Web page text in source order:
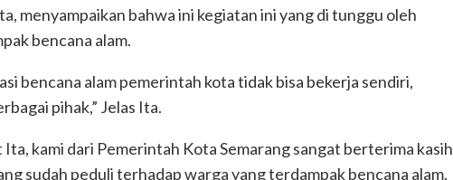
menyampaikan bahwa ini kegiatan ini yang di tunggu oleh
bencana alam.
bencana alam pemerintah kota tidak bisa bekerja sendiri,
pihak,” Jelas Ita.
Ita, kami dari Pemerintah Kota Semarang sangat berterima kasih
sudah peduli terhadap warga yang terdampak bencana alam.